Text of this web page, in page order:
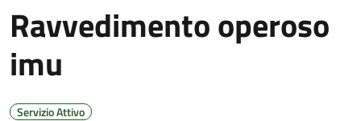
Ravvedimento operoso
imu
Servizio Attivo